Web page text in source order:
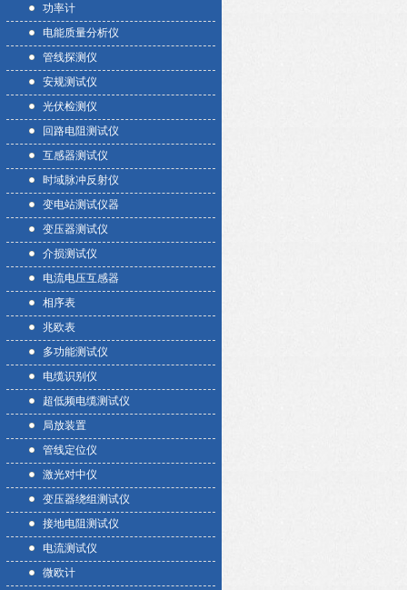
功率计
电能质量分析仪
管线探测仪
安规测试仪
光伏检测仪
回路电阻测试仪
互感器测试仪
时域脉冲反射仪
变电站测试仪器
变压器测试仪
介损测试仪
电流电压互感器
相序表
兆欧表
多功能测试仪
电缆识别仪
超低频电缆测试仪
局放装置
管线定位仪
激光对中仪
变压器绕组测试仪
接地电阻测试仪
电流测试仪
微欧计